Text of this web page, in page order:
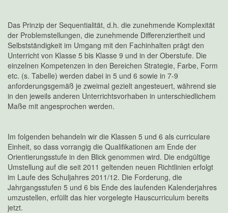
Das Prinzip der Sequentialität, d.h. die zunehmende Komplexität
der Problemstellungen, die zunehmende Differenziertheit und
Selbstständigkeit im Umgang mit den Fachinhalten prägt den
Unterricht von Klasse 5 bis Klasse 9 und in der Oberstufe. Die
einzelnen Kompetenzen in den Bereichen Strategie, Farbe, Form
etc. (s. Tabelle) werden dabei in 5 und 6 sowie in 7-9
anforderungsgemäß je zweimal gezielt angesteuert, während sie
in den jeweils anderen Unterrichtsvorhaben in unterschiedlichem
Maße mit angesprochen werden.
Im folgenden behandeln wir die Klassen 5 und 6 als curriculare
Einheit, so dass vorrangig die Qualifikationen am Ende der
Orientierungsstufe in den Blick genommen wird. Die endgültige
Umstellung auf die seit 2011 geltenden neuen Richtlinien erfolgt
im Laufe des Schuljahres 2011/12. Die Forderung, die
Jahrgangsstufen 5 und 6 bis Ende des laufenden Kalenderjahres
umzustellen, erfüllt das hier vorgelegte Hauscurriculum bereits
jetzt.